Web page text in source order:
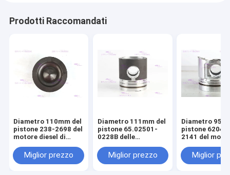
Prodotti Raccomandati
Diametro 110mm del
pistone 238-2698 del
motore diesel di
Miglior prezzo
Diametro 111mm del
pistone 65.02501-
0228B delle
motore di DOOSAN
DE08T
Miglior prezzo
Diametro
pistone 6204-
2141 del
S4D95LE-2
Miglior